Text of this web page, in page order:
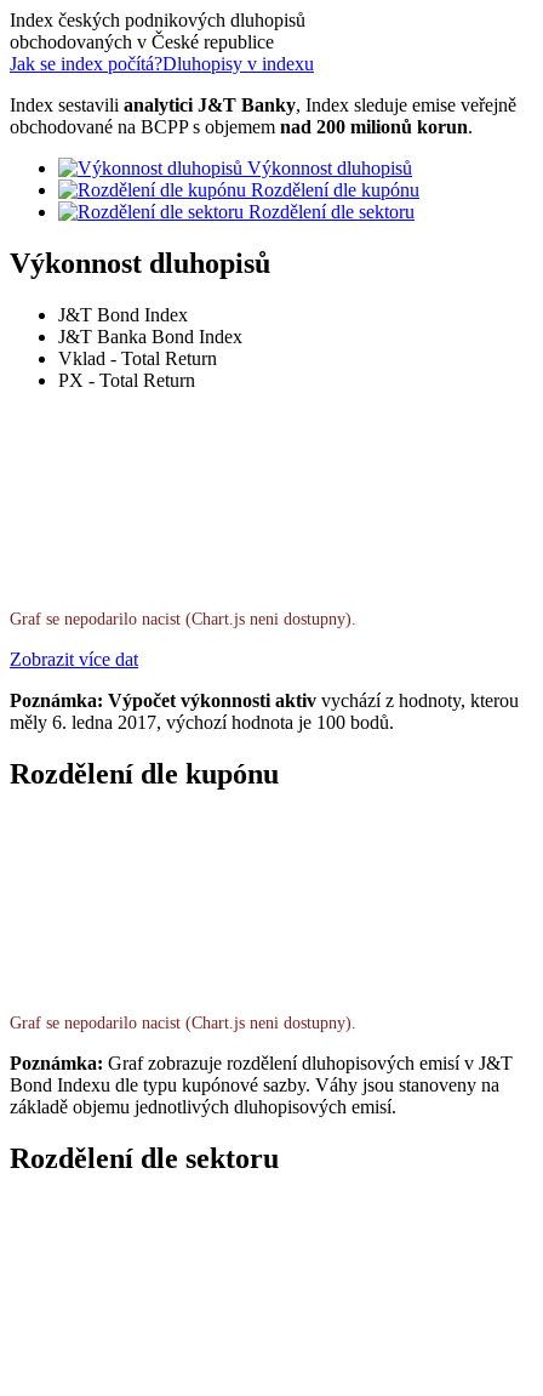
Index českých podnikových dluhopisů
obchodovaných v České republice
Jak se index počítá?Dluhopisy v indexu
Index sestavili analytici J&T Banky, Index sleduje emise veřejně
obchodované na BCPP s objemem nad 200 milionů korun.
Výkonnost dluhopisů
Rozdělení dle kupónu
Rozdělení dle sektoru
Výkonnost dluhopisů
J&T Bond Index
J&T Banka Bond Index
Vklad - Total Return
PX - Total Return
Graf se nepodarilo nacist (Chart.js neni dostupny).
Zobrazit více dat
Poznámka: Výpočet výkonnosti aktiv vychází z hodnoty, kterou
měly 6. ledna 2017, výchozí hodnota je 100 bodů.
Rozdělení dle kupónu
Graf se nepodarilo nacist (Chart.js neni dostupny).
Poznámka: Graf zobrazuje rozdělení dluhopisových emisí v J&T
Bond Indexu dle typu kupónové sazby. Váhy jsou stanoveny na
základě objemu jednotlivých dluhopisových emisí.
Rozdělení dle sektoru